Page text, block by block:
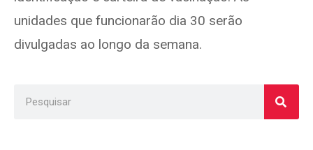
unidades que funcionarão dia 30 serão
divulgadas ao longo da semana.